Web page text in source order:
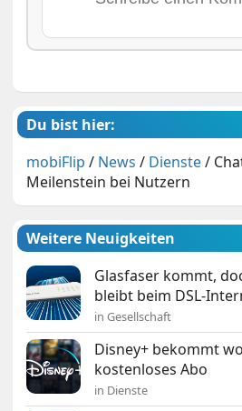
Du bist hier:
mobiFlip / News / Dienste/
Meilenstein bei Nutzern
Weitere Neuigkeiten
Glasfaser kommt,
bleibt beim DSL-
in Gesellschaft
Disney+ bekommt
kostenloses Abo
in Dienste